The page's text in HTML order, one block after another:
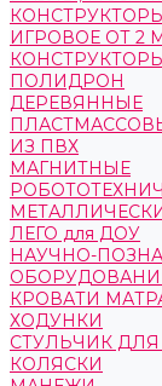
ИГРОВОЕ ОТ 2
ПОЛИДРОН
ДЕРЕВЯННЫЕ
ИЗ ПВХ
МАГНИТНЫЕ
ЛЕГО для ДОУ
НАУЧНО-
ОБОРУДОВАНИЕ
КРОВАТИ
ХОДУНКИ
СТУЛЬЧИК
КОЛЯСКИ